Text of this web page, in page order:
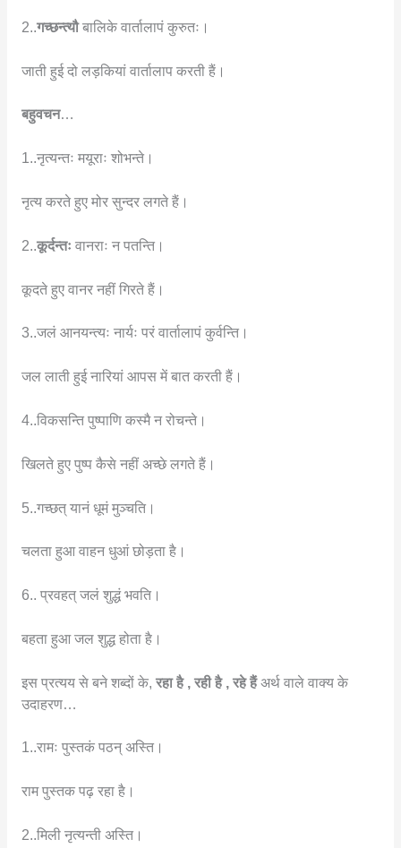
2..गच्छन्त्यौबालिके वार्तालापं कुरुतः।
जाती हुई दो लड़कियां वार्तालाप करती हैं।
बहुवचन…
1..नृत्यन्तः मयूराः शोभन्ते।
नृत्य करते हुए मोर सुन्दर लगते हैं।
2..कूर्दन्तः वानराः न पतन्ति।
कूदते हुए वानर नहीं गिरते हैं।
3..जलं आनयन्त्यः नार्यः परं वार्तालापं कुर्वन्ति।
जल लाती हुई नारियां आपस में बात करती हैं।
4..विकसन्ति पुष्पाणि कस्मै न रोचन्ते।
खिलते हुए पुष्प कैसे नहीं अच्छे लगते हैं।
5..गच्छत् यानं धूमं मुञ्चति।
चलता हुआ वाहन धुआं छोड़ता है।
6.. प्रवहत् जलं शुद्धं भवति।
बहता हुआ जल शुद्ध होता है।
इस प्रत्यय से बने शब्दों के, रहा है , रही है , रहे हैंअर्थ वाले वाक्य के
उदाहरण…
1..रामः पुस्तकं पठन् अस्ति।
राम पुस्तक पढ़ रहा है।
2..मिली नृत्यन्ती अस्ति।